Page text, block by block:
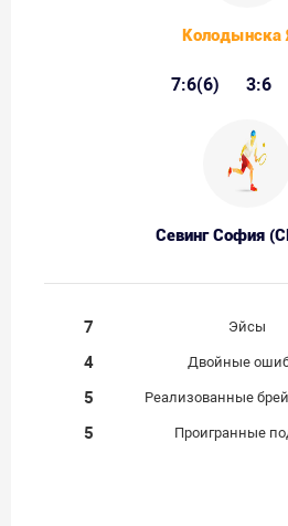
Колодынска
7:6(6) 3:6
Севинг София
7 Эйсы
4
Двойные
5
Реализованные
5
Проигранные